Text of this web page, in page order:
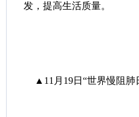
发，提高生活质量。
▲11月19日“世界慢阻肺